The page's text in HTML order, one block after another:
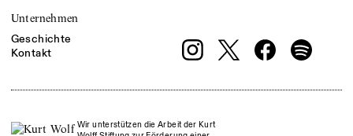
Unternehmen
Geschichte
Kontakt
Wir unterstützen die Arbeit der Kurt